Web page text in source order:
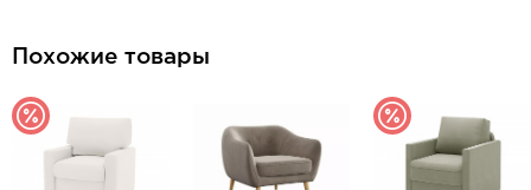
Похожие товары